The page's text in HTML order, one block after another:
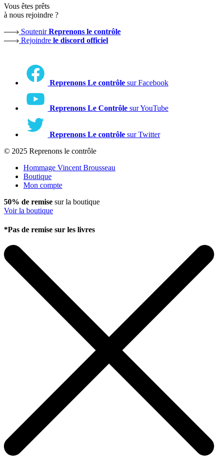
Vous êtes prêts
à nous rejoindre ?
SoutenirReprenons le contrôle
Rejoindre le discord officiel
Reprenons Le contrôle sur Facebook
Reprenons Le Contrôle sur YouTube
Reprenons Le contrôle sur Twitter
© 2025 Reprenons le contrôle
Hommage Vincent Brousseau
Boutique
Mon compte
50% de remise sur la boutique
Voir la boutique
*Pas de remise sur les livres